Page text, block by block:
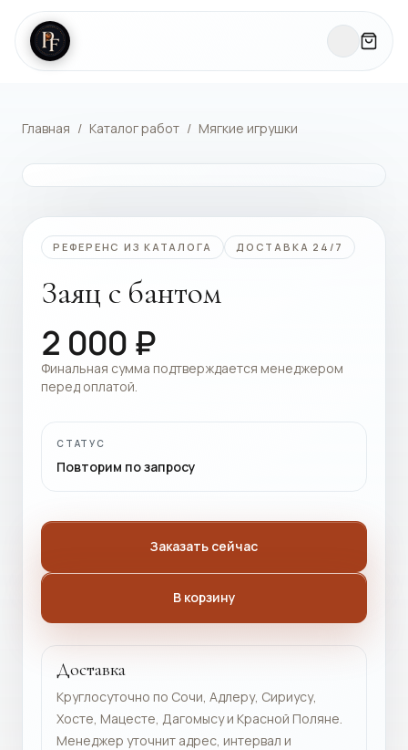
Главная / Каталог работ / Мягкие игрушки
РЕФЕРЕНС ИЗ КАТАЛОГА ДОСТАВКА 24/7
Заяц с бантом
2 000 ₽
Финальная сумма подтверждается менеджером
перед оплатой.
СТАТУС
Повторим по запросу
Заказать сейчас
В корзину
Доставка
Круглосуточно по Сочи, Адлеру, Сириусу,
Хосте, Мацесте, Дагомысу и Красной Поляне.
Менеджер уточнит адрес, интервал и